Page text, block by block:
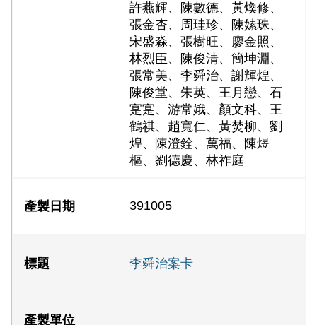
許燕輝、陳數德、黃煥修、
張金杏、周珪珍、陳嫊珠、
宋盛淼、張樹旺、廖金照、
林烈臣、陳俊清、簡坤淵、
張常美、李舜治、謝輝煌、
陳俊堂、朱英、王月戀、石
寔寔、游常娥、顏文科、王
鶴祺、趙寬仁、黃焚柳、劉
煌、陳澄銓、萬福、陳煜
樞、劉德慶、林祚庭
391005
李舜治案卡